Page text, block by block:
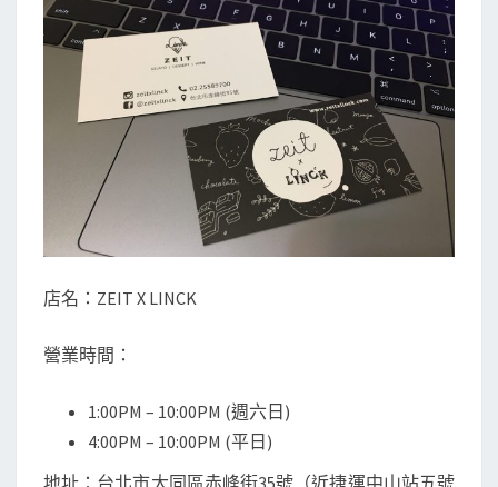
店名：ZEIT X LINCK
營業時間：
1:00PM – 10:00PM (週六日)
4:00PM – 10:00PM (平日)
地址：台北市大同區赤峰街35號（近捷運中山站五號